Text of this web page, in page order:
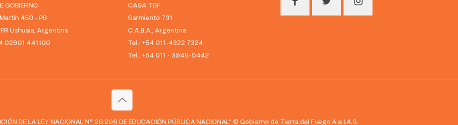
GOBIERNO
450 - PB
Ushuaia, Argentina
02901 441100
CASA TDF
Sarmiento 731
C.A.B.A., Argentina
Tel.: +54 011-4322 7324
Tel.: +54 011 - 3948-0442
DE LA LEY NACIONAL N° 26.206 DE EDUCACIÓN PÚBLICA NACIONAL" © Gobierno de Tierra del Fuego A.e.I.A.S.